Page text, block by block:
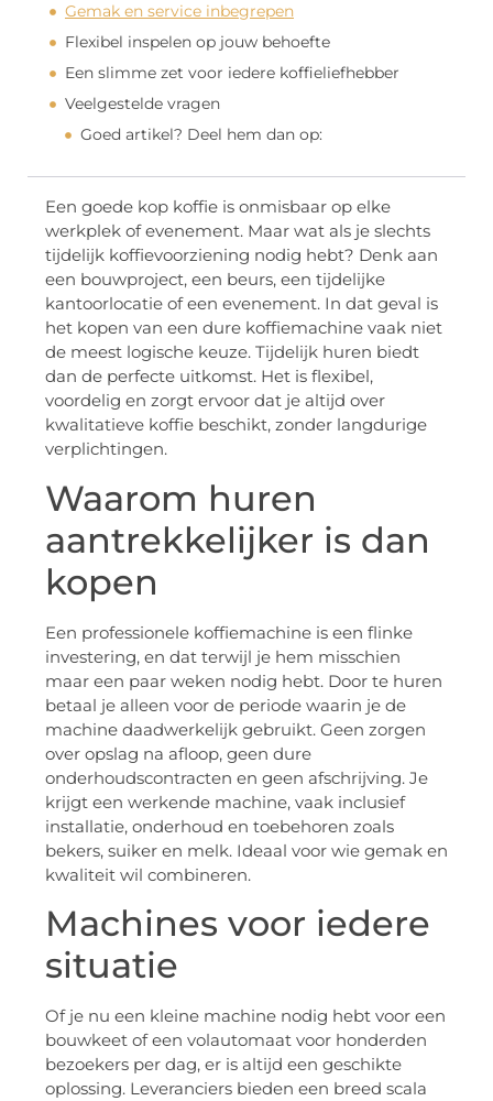
Gemak en service inbegrepen
Flexibel inspelen op jouw behoefte
Een slimme zet voor iedere koffieliefhebber
Veelgestelde vragen
Goed artikel? Deel hem dan op:
Een goede kop koffie is onmisbaar op elke
werkplek of evenement. Maar wat als je slechts
tijdelijk koffievoorziening nodig hebt? Denk aan
een bouwproject, een beurs, een tijdelijke
kantoorlocatie of een evenement. In dat geval is
het kopen van een dure koffiemachine vaak niet
de meest logische keuze. Tijdelijk huren biedt
dan de perfecte uitkomst. Het is flexibel,
voordelig en zorgt ervoor dat je altijd over
kwalitatieve koffie beschikt, zonder langdurige
verplichtingen.
Waarom huren
aantrekkelijker is dan
kopen
Een professionele koffiemachine is een flinke
investering, en dat terwijl je hem misschien
maar een paar weken nodig hebt. Door te huren
betaal je alleen voor de periode waarin je de
machine daadwerkelijk gebruikt. Geen zorgen
over opslag na afloop, geen dure
onderhoudscontracten en geen afschrijving. Je
krijgt een werkende machine, vaak inclusief
installatie, onderhoud en toebehoren zoals
bekers, suiker en melk. Ideaal voor wie gemak en
kwaliteit wil combineren.
Machines voor iedere
situatie
Of je nu een kleine machine nodig hebt voor een
bouwkeet of een volautomaat voor honderden
bezoekers per dag, er is altijd een geschikte
oplossing. Leveranciers bieden een breed scala